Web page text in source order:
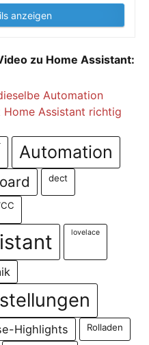
anzeigen
zu Home Assistant:
Automation
dect
lovelace
Highlights Rolladen